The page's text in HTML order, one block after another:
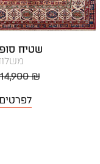
שטיח
14,900 ₪